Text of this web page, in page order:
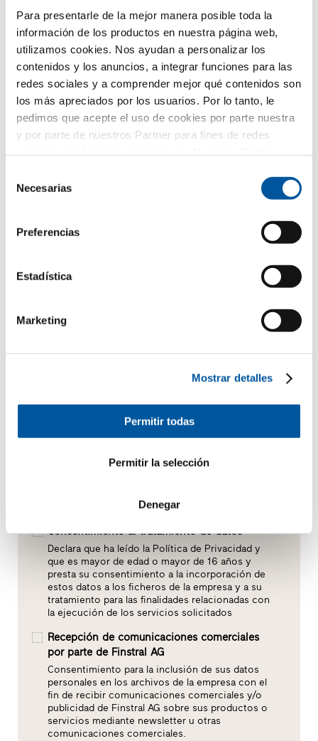
Para presentarle de la mejor manera posible toda la
información de los productos en nuestra página web,
utilizamos cookies. Nos ayudan a personalizar los
contenidos y los anuncios, a integrar funciones para las
redes sociales y a comprender mejor qué contenidos son
los más apreciados por los usuarios. Por lo tanto, le
pedimos que acepte el uso de cookies por parte nuestra
y por parte de nuestros Partner para fines de redes
proporcionados por usted o recogidos como parte de su
Necesarias
Preferencias
Estadística
Marketing
Mostrar detalles
Permitir todas
Permitir la selección
Denegar
País*
Por favor, seleccionar
Su muestra de producto seleccionada
FIN-Project Nova-line Plus
Su mensaje
Consentimiento al tratamiento de datos*
Declara que ha leído la Política de Privacidad y
que es mayor de edad o mayor de 16 años y
presta su consentimiento a la incorporación de
estos datos a los ficheros de la empresa y a su
tratamiento para las finalidades relacionadas con
la ejecución de los servicios solicitados
Recepción de comunicaciones comerciales
por parte de Finstral AG
Consentimiento para la inclusión de sus datos
personales en los archivos de la empresa con el
fin de recibir comunicaciones comerciales y/o
publicidad de Finstral AG sobre sus productos o
servicios mediante newsletter u otras
comunicaciones comerciales.